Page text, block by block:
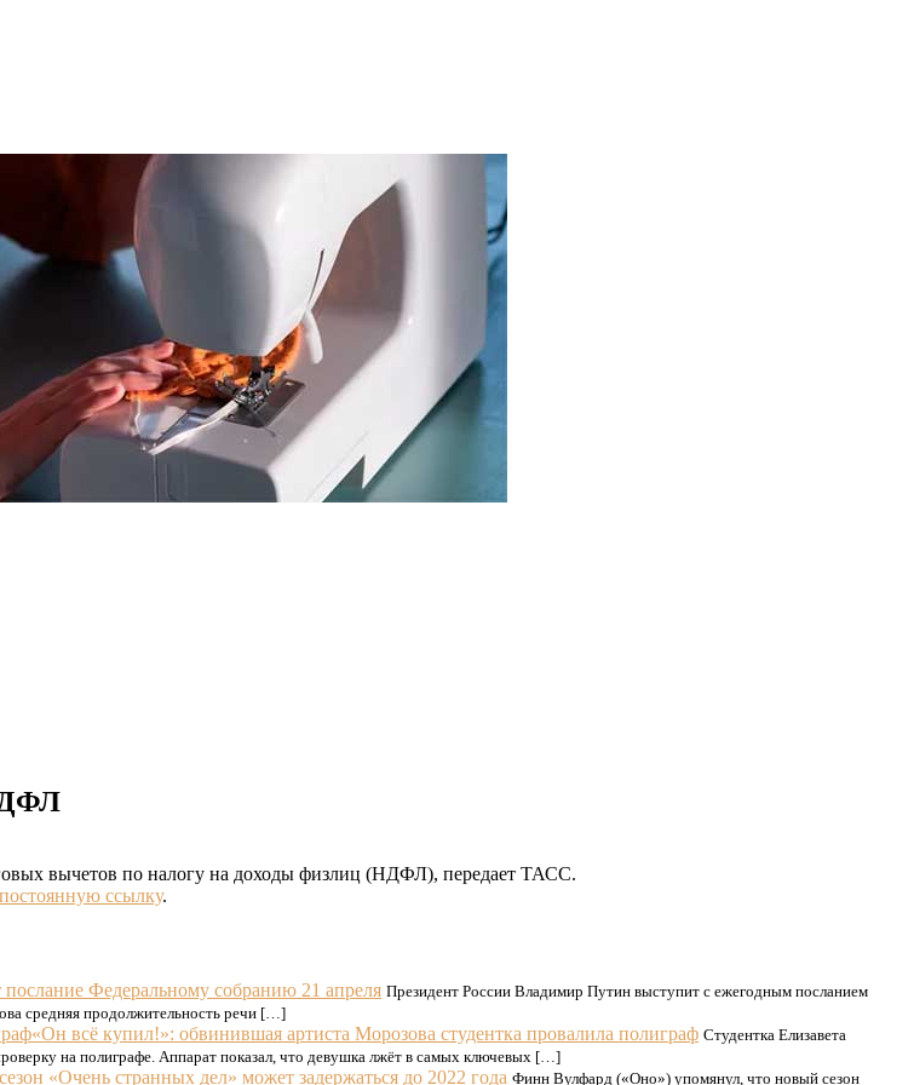
вычетов по налогу на доходы физлиц (НДФЛ), передает ТАСС.
постоянную ссылку.
послание Федеральному собранию 21 апреля Президент России Владимир Путин выступит с ежегодным посланием
средняя продолжительность речи […]
«Он всё купил!»: обвинившая артиста Морозова студентка провалила полиграф Студентка Елизавета
на полиграфе. Аппарат показал, что девушка лжёт в самых ключевых […]
«Очень странных дел» может задержаться до 2022 года Финн Вулфард («Оно») упомянул, что новый сезон